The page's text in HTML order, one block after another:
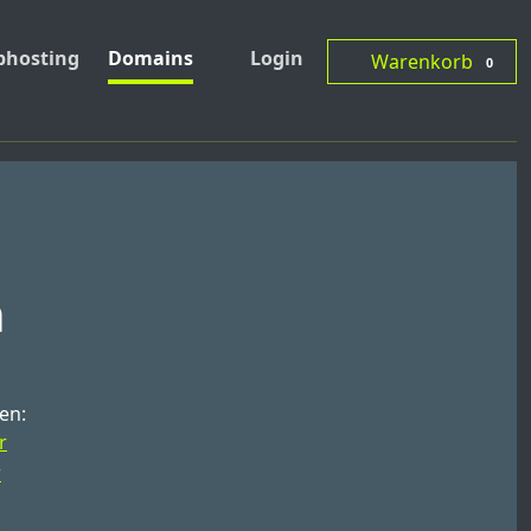
Domains Login Warenkorb 0